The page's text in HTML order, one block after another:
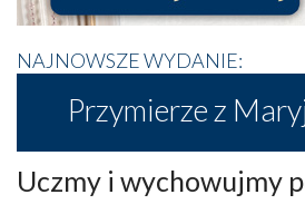
NAJNOWSZE WYDANIE:
Przymierze z
Uczmy i wychowujmy